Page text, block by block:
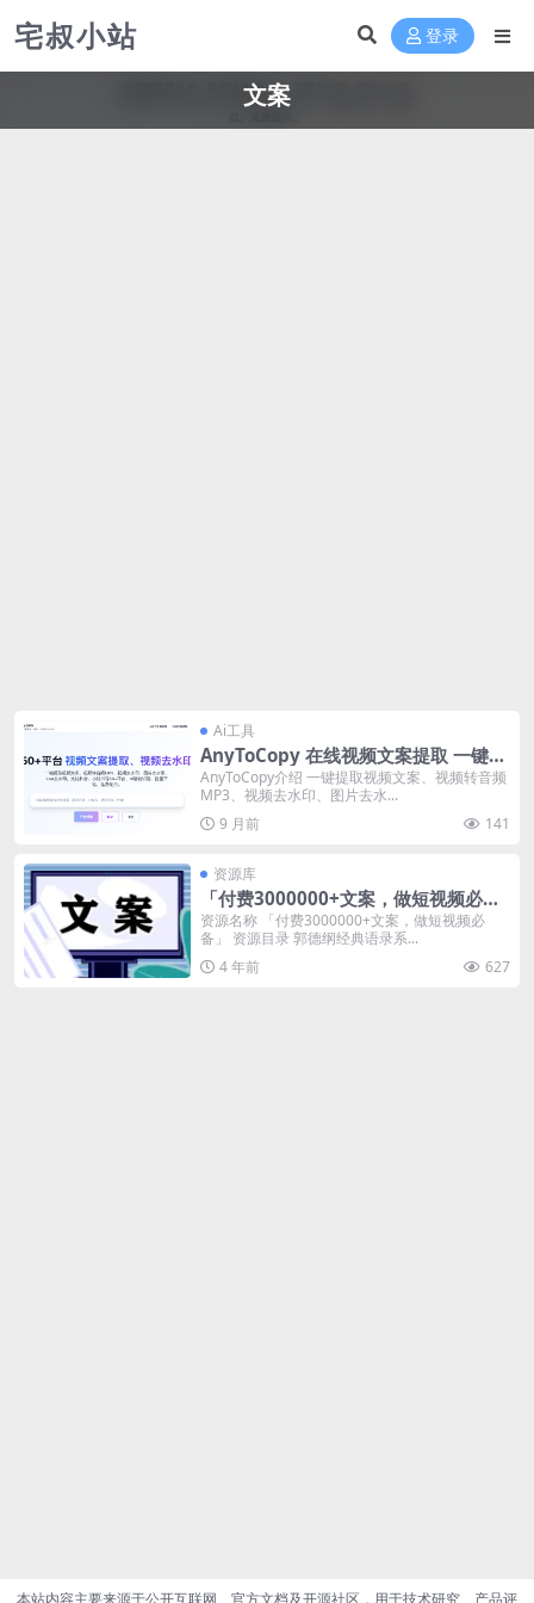
宅叔小站 登录
文案
Ai工具
AnyToCopy 在线视频文案提取 一键抖
音文案提取
AnyToCopy介绍 一键提取视频文案、视频转音频
MP3、视频去水印、图片去水...
9 月前
141
资源库
「付费3000000+文案，做短视频必
备」
资源名称 「付费3000000+文案，做短视频必
备」 资源目录 郭德纲经典语录系...
4 年前
627
本站内容主要来源于公开互联网、官方文档及开源社区，用于技术研究、产品评